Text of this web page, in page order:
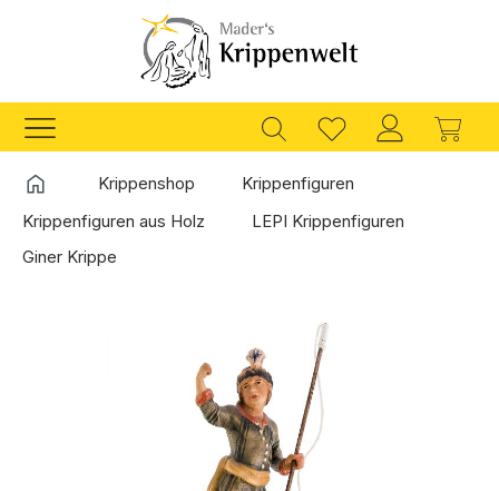
Zum Hauptinhalt springen
StartseiteKrippenshop
Krippenfiguren
Krippenfiguren aus Holz
LEPI Krippenfiguren
Giner Krippe